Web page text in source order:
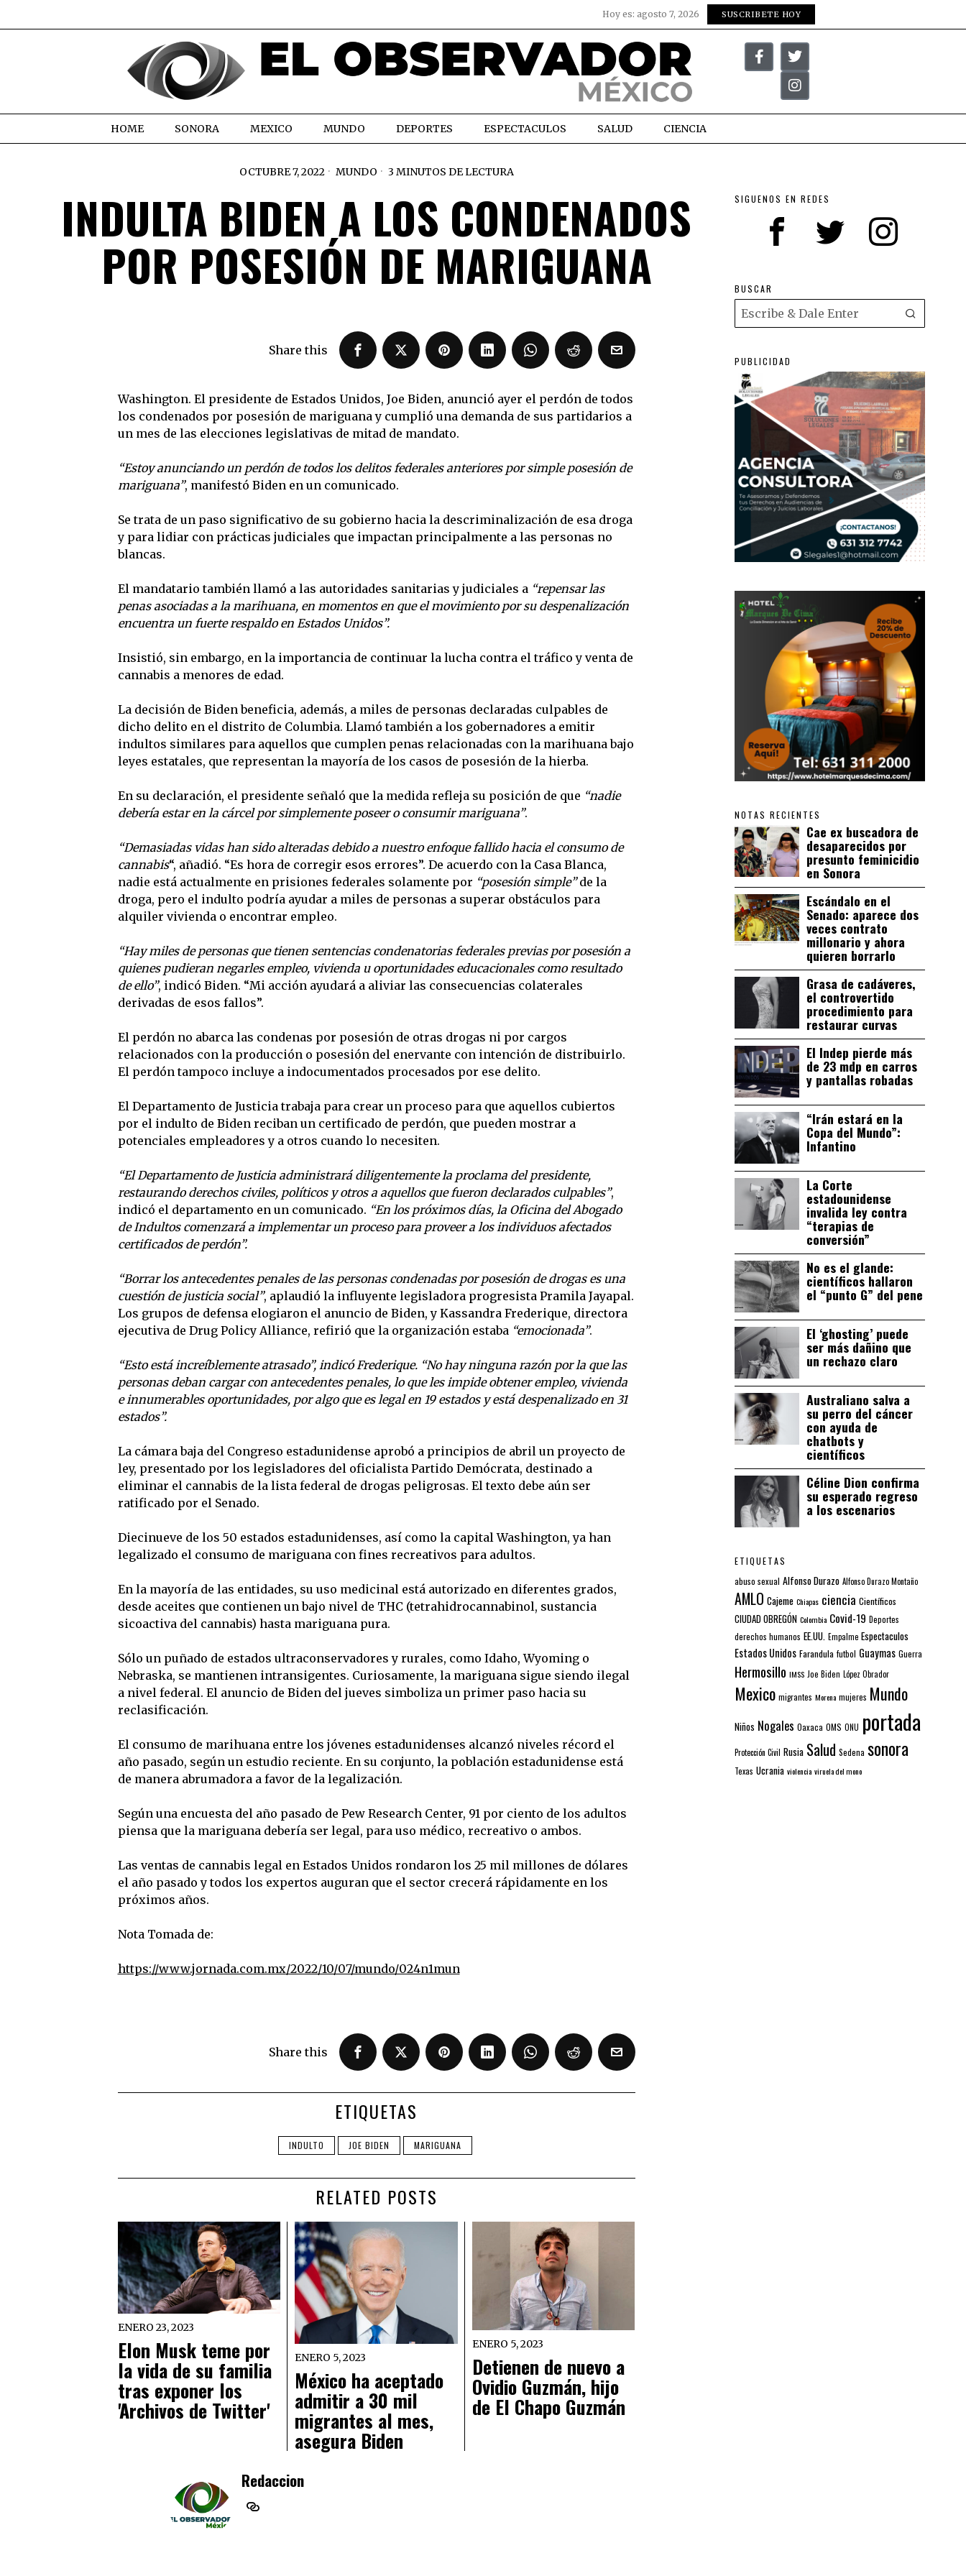
Hoy es: agosto 7, 2026 SUSCRIBETE HOY
HOME SONORA MEXICO MUNDO DEPORTES ESPECTACULOS SALUD CIENCIA
OCTUBRE 7, 2022 MUNDO 3 MINUTOS DE LECTURA
INDULTA BIDEN A LOS CONDENADOS
POR POSESIÓN DE MARIGUANA
Share this
Washington. El presidente de Estados Unidos, Joe Biden, anunció ayer el perdón de todos
los condenados por posesión de mariguana y cumplió una demanda de sus partidarios a
un mes de las elecciones legislativas de mitad de mandato.
“Estoy anunciando un perdón de todos los delitos federales anteriores por simple posesión de
mariguana”, manifestó Biden en un comunicado.
Se trata de un paso significativo de su gobierno hacia la descriminalización de esa droga
y para lidiar con prácticas judiciales que impactan principalmente a las personas no
blancas.
El mandatario también llamó a las autoridades sanitarias y judiciales a “repensar las
penas asociadas a la marihuana, en momentos en que el movimiento por su despenalización
encuentra un fuerte respaldo en Estados Unidos”.
Insistió, sin embargo, en la importancia de continuar la lucha contra el tráfico y venta de
cannabis a menores de edad.
La decisión de Biden beneficia, además, a miles de personas declaradas culpables de
dicho delito en el distrito de Columbia. Llamó también a los gobernadores a emitir
indultos similares para aquellos que cumplen penas relacionadas con la marihuana bajo
leyes estatales, que representan la mayoría de los casos de posesión de la hierba.
En su declaración, el presidente señaló que la medida refleja su posición de que “nadie
debería estar en la cárcel por simplemente poseer o consumir mariguana”.
“Demasiadas vidas han sido alteradas debido a nuestro enfoque fallido hacia el consumo de
cannabis“, añadió. “Es hora de corregir esos errores”. De acuerdo con la Casa Blanca,
nadie está actualmente en prisiones federales solamente por “posesión simple”de la
droga, pero el indulto podría ayudar a miles de personas a superar obstáculos para
alquiler vivienda o encontrar empleo.
“Hay miles de personas que tienen sentencias condenatorias federales previas por posesión a
quienes pudieran negarles empleo, vivienda u oportunidades educacionales como resultado
de ello”, indicó Biden. “Mi acción ayudará a aliviar las consecuencias colaterales
derivadas de esos fallos”.
El perdón no abarca las condenas por posesión de otras drogas ni por cargos
relacionados con la producción o posesión del enervante con intención de distribuirlo.
El perdón tampoco incluye a indocumentados procesados por ese delito.
El Departamento de Justicia trabaja para crear un proceso para que aquellos cubiertos
por el indulto de Biden reciban un certificado de perdón, que pueden mostrar a
potenciales empleadores y a otros cuando lo necesiten.
“El Departamento de Justicia administrará diligentemente la proclama del presidente,
restaurando derechos civiles, políticos y otros a aquellos que fueron declarados culpables”,
indicó el departamento en un comunicado. “En los próximos días, la Oficina del Abogado
de Indultos comenzará a implementar un proceso para proveer a los individuos afectados
certificados de perdón”.
“Borrar los antecedentes penales de las personas condenadas por posesión de drogas es una
cuestión de justicia social”, aplaudió la influyente legisladora progresista Pramila Jayapal.
Los grupos de defensa elogiaron el anuncio de Biden, y Kassandra Frederique, directora
ejecutiva de Drug Policy Alliance, refirió que la organización estaba “emocionada”.
“Esto está increíblemente atrasado”, indicó Frederique. “No hay ninguna razón por la que las
personas deban cargar con antecedentes penales, lo que les impide obtener empleo, vivienda
e innumerables oportunidades, por algo que es legal en 19 estados y está despenalizado en 31
estados”.
La cámara baja del Congreso estadunidense aprobó a principios de abril un proyecto de
ley, presentado por los legisladores del oficialista Partido Demócrata, destinado a
eliminar el cannabis de la lista federal de drogas peligrosas. El texto debe aún ser
ratificado por el Senado.
Diecinueve de los 50 estados estadunidenses, así como la capital Washington, ya han
legalizado el consumo de mariguana con fines recreativos para adultos.
En la mayoría de las entidades, su uso medicinal está autorizado en diferentes grados,
desde aceites que contienen un bajo nivel de THC (tetrahidrocannabinol, sustancia
sicoactiva del cannabis) hasta mariguana pura.
Sólo un puñado de estados ultraconservadores y rurales, como Idaho, Wyoming o
Nebraska, se mantienen intransigentes. Curiosamente, la mariguana sigue siendo ilegal
a nivel federal. El anuncio de Biden del jueves simboliza un primer paso hacia su
reclasificación.
El consumo de marihuana entre los jóvenes estadunidenses alcanzó niveles récord el
año pasado, según un estudio reciente. En su conjunto, la población estadunidense está
de manera abrumadora a favor de la legalización.
Según una encuesta del año pasado de Pew Research Center, 91 por ciento de los adultos
piensa que la mariguana debería ser legal, para uso médico, recreativo o ambos.
Las ventas de cannabis legal en Estados Unidos rondaron los 25 mil millones de dólares
el año pasado y todos los expertos auguran que el sector crecerá rápidamente en los
próximos años.
Nota Tomada de:
https://www.jornada.com.mx/2022/10/07/mundo/024n1mun
Share this
ETIQUETAS
INDULTO JOE BIDEN MARIGUANA
RELATED POSTS
ENERO 23, 2023
Elon Musk teme por
la vida de su familia
tras exponer los
'Archivos de Twitter'
ENERO 5, 2023
México ha aceptado
admitir a 30 mil
migrantes al mes,
asegura Biden
ENERO 5, 2023
Detienen de nuevo a
Ovidio Guzmán, hijo
de El Chapo Guzmán
Redaccion
SIGUENOS EN REDES
BUSCAR
PUBLICIDAD
NOTAS RECIENTES
Cae ex buscadora de
desaparecidos por
presunto feminicidio
en Sonora
Escándalo en el
Senado: aparece dos
veces contrato
millonario y ahora
quieren borrarlo
Grasa de cadáveres,
el controvertido
procedimiento para
restaurar curvas
El Indep pierde más
de 23 mdp en carros
y pantallas robadas
“Irán estará en la
Copa del Mundo”:
Infantino
La Corte
estadounidense
invalida ley contra
“terapias de
conversión”
No es el glande:
científicos hallaron
el “punto G” del pene
El ‘ghosting’ puede
ser más dañino que
un rechazo claro
Australiano salva a
su perro del cáncer
con ayuda de
chatbots y
científicos
Céline Dion confirma
su esperado regreso
a los escenarios
ETIQUETAS
abuso sexual Alfonso Durazo Alfonso Durazo Montaño
AMLO Cajeme Chiapas ciencia Científicos
CIUDAD OBREGÓN Colombia Covid-19 Deportes
derechos humanos EE.UU. Empalme Espectaculos
Estados Unidos Farandula futbol Guaymas Guerra
Hermosillo IMSS Joe Biden López Obrador
Mexico migrantes Morena mujeres Mundo
Niños Nogales Oaxaca OMS ONU portada
Protección Civil Rusia Salud Sedena sonora
Texas Ucrania violencia viruela del mono